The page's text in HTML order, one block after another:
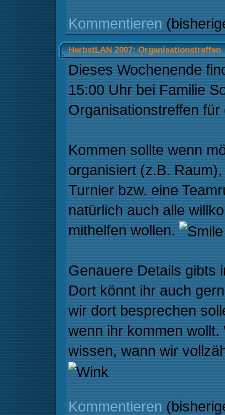
Kommentieren
HerbstLAN 2007: Organisationstreffen
Dieses Wochenende
15:00 Uhr bei Familie
Organisationstreffen
Kommen sollte wenn
organisiert (z.B.
Turnier bzw. eine
natürlich auch alle
mithelfen wollen.
Genauere Details gibts
Dort könnt ihr auch
wir dort besprechen
wenn ihr kommen
wissen, wann wir
Kommentieren